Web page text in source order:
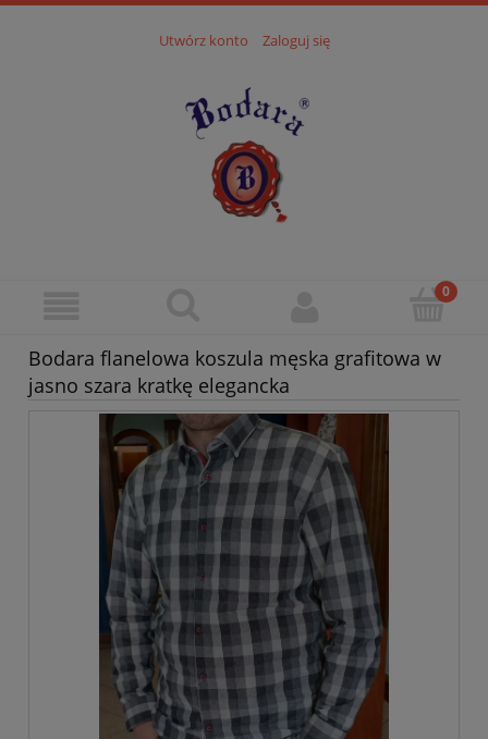
Utwórz konto Zaloguj się
Bodara flanelowa koszula męska grafitowa w
jasno szara kratkę elegancka